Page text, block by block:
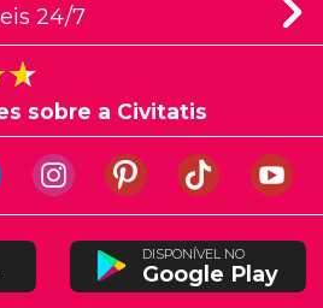
24/7
sobre a Civitatis
DISPONÍVEL NO
Google Play